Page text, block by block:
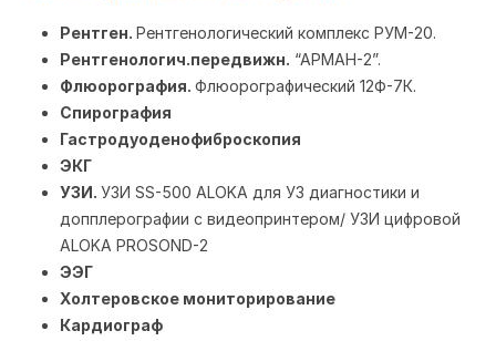
Рентген. Рентгенологический комплекс РУМ-20.
Рентгенологич.передвижн. “АРМАН-2”.
Флюорография. Флюорографический 12Ф-7К.
Спирография
Гастродуоденофиброскопия
ЭКГ
УЗИ. УЗИ SS-500 ALOKA для УЗ диагностики и
допплерографии с видеопринтером/ УЗИ цифровой
ALOKA PROSOND-2
ЭЭГ
Холтеровское мониторирование
Кардиограф